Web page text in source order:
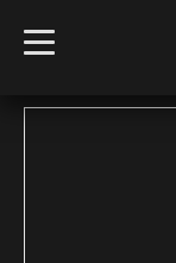
t
o
l